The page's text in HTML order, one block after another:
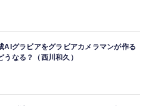
AIグラビアをグラビアカメラマンが作る
うなる？（西川和久）